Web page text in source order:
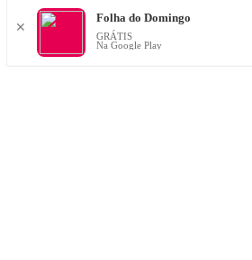
✕
Folha do Domingo
GRÁTIS
Na Google Play